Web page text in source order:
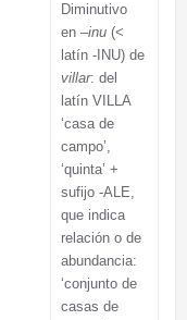
Diminutivo
en –inu (<
latín -INU) de
villar: del
latín VILLA
‘casa de
campo’,
‘quinta’ +
sufijo -ALE,
que indica
relación o de
abundancia:
‘conjunto de
casas de